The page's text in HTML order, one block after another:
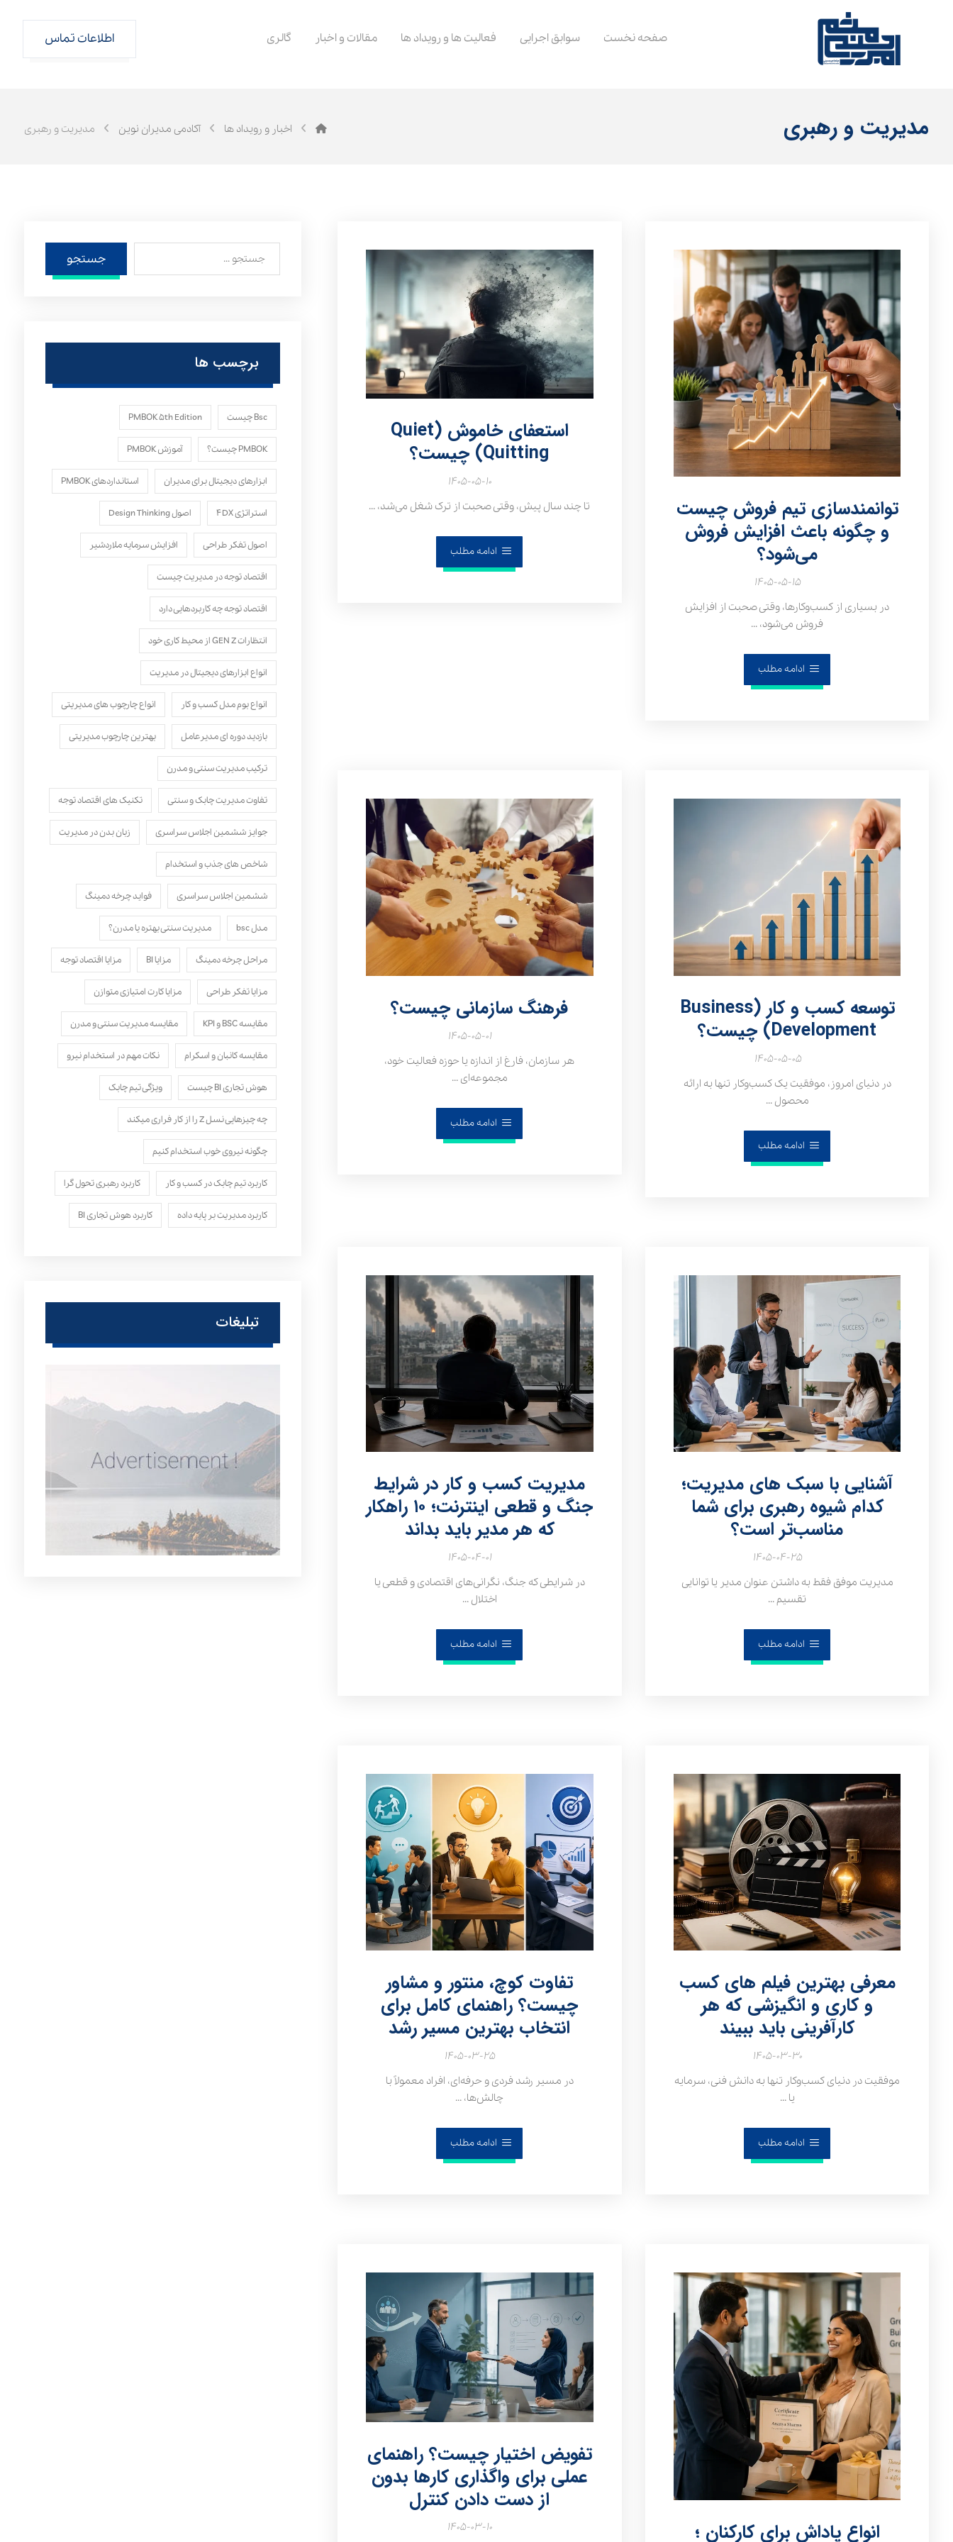
صفحه نخست سوابق اجرایی فعالیت ها و رویداد ها مقالات و اخبار گالری اطلاعات تماس
مدیریت و رهبری اخبار و رویداد ها آکادمی مدیران نوین مدیریت و رهبری
توانمندسازی تیم فروش چیست
و چگونه باعث افزایش فروش
می‌شود؟
۱۴۰۵-۰۵-۱۵
در بسیاری از کسب‌وکارها، وقتی صحبت از افزایش
فروش می‌شود، ...
ادامه مطلب
استعفای خاموش (Quiet
Quitting) چیست؟
۱۴۰۵-۰۵-۱۰
تا چند سال پیش، وقتی صحبت از ترک شغل می‌شد، ...
ادامه مطلب
توسعه کسب و کار (Business
Development) چیست؟
۱۴۰۵-۰۵-۰۵
در دنیای امروز، موفقیت یک کسب‌وکار تنها به ارائه
محصول ...
ادامه مطلب
فرهنگ سازمانی چیست؟
۱۴۰۵-۰۵-۰۱
هر سازمان، فارغ از اندازه یا حوزه فعالیت خود،
مجموعه‌ای ...
ادامه مطلب
آشنایی با سبک های مدیریت؛
کدام شیوه رهبری برای شما
مناسب‌تر است؟
۱۴۰۵-۰۴-۲۵
مدیریت موفق فقط به داشتن عنوان مدیر یا توانایی
تقسیم ...
ادامه مطلب
مدیریت کسب و کار در شرایط
جنگ و قطعی اینترنت؛ ۱۰ راهکار
که هر مدیر باید بداند
۱۴۰۵-۰۴-۰۱
در شرایطی که جنگ، نگرانی‌های اقتصادی و قطعی یا
اختلال ...
ادامه مطلب
معرفی بهترین فیلم های کسب
و کاری و انگیزشی که هر
کارآفرینی باید ببیند
۱۴۰۵-۰۳-۳۰
موفقیت در دنیای کسب‌وکار تنها به دانش فنی، سرمایه
یا ...
ادامه مطلب
تفاوت کوچ، منتور و مشاور
چیست؟ راهنمای کامل برای
انتخاب بهترین مسیر رشد
۱۴۰۵-۰۳-۲۵
در مسیر رشد فردی و حرفه‌ای، افراد معمولاً با
چالش‌ها، ...
ادامه مطلب
انواع پاداش برای کارکنان ؛
تفویض اختیار چیست؟ راهنمای
عملی برای واگذاری کارها بدون
از دست دادن کنترل
۱۴۰۵-۰۳-۱۰
جستجو
برچسب ها
Bsc چیست PMBOK ۵th Edition
PMBOK چیست؟ آموزش PMBOK
ابزارهای دیجیتال برای مدیران استانداردهای PMBOK
استراتژی ۴DX اصول Design Thinking
اصول تفکر طراحی افزایش سرمایه ملاردشیر
اقتصاد توجه در مدیریت چیست
اقتصاد توجه چه کاربردهایی دارد
انتظارات GEN Z از محیط کاری خود
انواع ابزارهای دیجیتال در مدیریت
انواع بوم مدل کسب‌ و کار انواع چارچوب های مدیریتی
بازدید دوره ای مدیرعامل بهترین چارچوب مدیریتی
ترکیب مدیریت سنتی و مدرن
تفاوت مدیریت چابک و سنتی تکنیک های اقتصاد توجه
جوایز ششمین اجلاس سراسری زبان بدن در مدیریت
شاخص های جذب و استخدام
ششمین اجلاس سراسری فواید چرخه دمینگ
مدل bsc مدیریت سنتی بهتره یا مدرن؟
مراحل چرخه دمینگ مزایا BI مزایا اقتصاد توجه
مزایا تفکر طراحی مزایا کارت امتیازی متوازن
مقایسه BSC و KPI مقایسه مدیریت سنتی و مدرن
مقایسه کانبان و اسکرام نکات مهم در استخدام نیرو
هوش تجاری BI چیست ویژگی تیم چابک
چه چیزهایی نسل Z را از کار فراری میکند
چگونه نیروی خوب استخدام کنیم
کاربرد تیم چابک در کسب و کار کاربرد رهبری تحول‌ گرا
کاربرد مدیریت بر پایه داده کاربرد هوش تجاری BI
تبلیغات